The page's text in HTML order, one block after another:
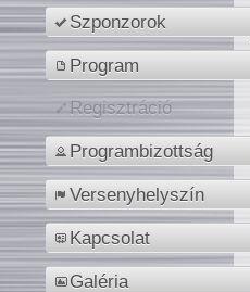
Szponzorok
Program
Regisztráció
Programbizottság
Versenyhelyszín
Kapcsolat
Galéria